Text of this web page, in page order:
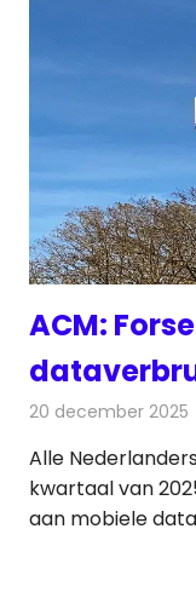
ACM:
20 december 2025
Alle
kwartaal van
aan mobiele data